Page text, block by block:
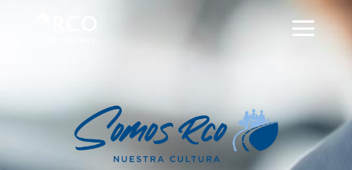
Cultura: Somos RCO - Red Vía